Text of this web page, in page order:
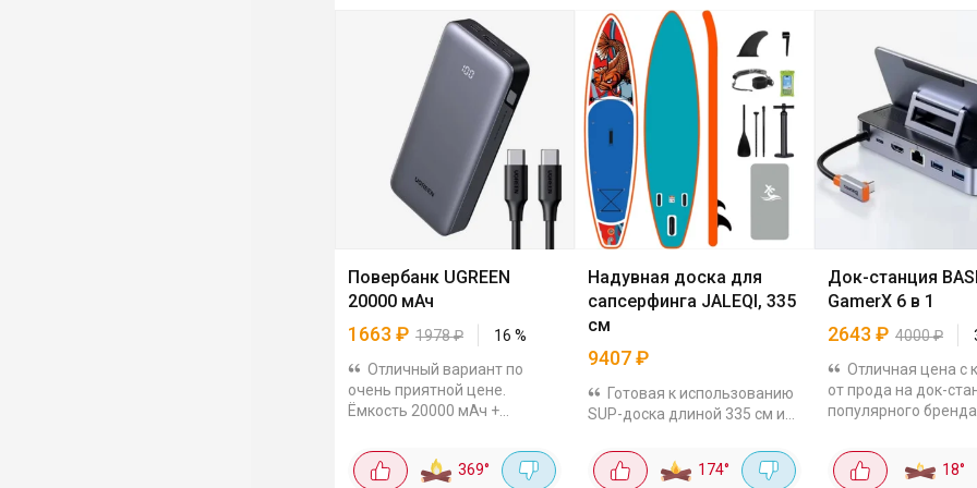
Повербанк UGREEN
20000 мАч
1663 ₽ 1978₽ 16 %
Отличный вариант по
очень приятной цене.
Ёмкость 20000 мАч +
Довольно компактный,
заряжает быстро, например,
369°
Надувная доска для
сапсерфинга JALEQI, 335
см
9407₽
Готовая к использованию
SUP-доска длиной 335 см и
см - устойчивая,
манёвренная, подходит для
174°
Док-станция
GamerX 6 в 1
2643 ₽ 4000₽
Отличная цена с
от прода на док-
популярного бренда
4K при 60 Гц через
интернета есть18°